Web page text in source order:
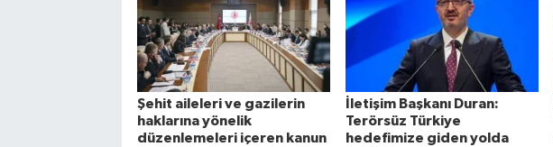
Şehit aileleri ve gazilerin
haklarına yönelik
düzenlemeleri içeren kanun
İletişim Başkanı Duran:
Terörsüz Türkiye
hedefimize giden yolda